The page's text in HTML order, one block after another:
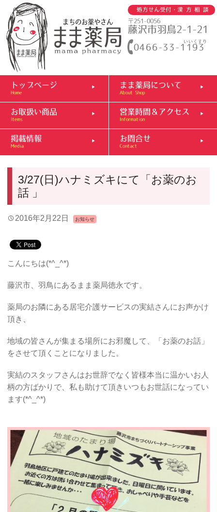
まちのお薬やさん
いいくすり
0466-33-1193
処方せん受付・ 漢方相談
〒251-0056
藤沢市羽鳥2-1-21
トップページ
Home
まま薬局について
About Shop
お取扱い商品
Items
営業時間＆アクセス
Information
掲載情報
Media
お問合せ
Contact
3/27(日)ハナミズキにて「お薬のお
話 」
2016年2月22日 お知らせ
こんにちは(*^_^*)
藤沢市、羽鳥にあるまま薬局徳永です。
薬局のお隣にある居宅介護サービスの実結さんにお声かけ
頂き、
地域の皆さんが集まる場所にお邪魔して、「お薬のお話」
をさせて頂くことになりました。
実結のスタッフさんはお世辞でなく皆様本当に温かいお人
柄の方ばかりで、私も助けて頂きいつもお世話になってい
ます(*^_^*)